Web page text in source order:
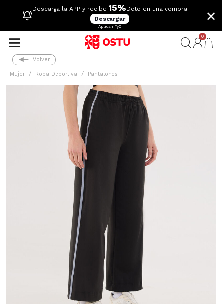
Descarga la APP y recibe 15%Dcto en una compra
Descargar
Aplican TyC
×
0
Volver
Mujer Ropa Deportiva Pantalones